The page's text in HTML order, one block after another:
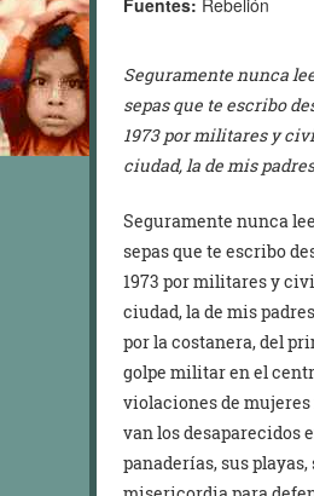
Seguramente nunca
sepas que te escribo
1973 por militares y
ciudad, la de mis
Seguramente nunca
sepas que te escribo
1973 por militares y
ciudad, la de mis
por la costanera, del
golpe militar en el
violaciones de mujeres
van los desaparecidos
panaderías, sus